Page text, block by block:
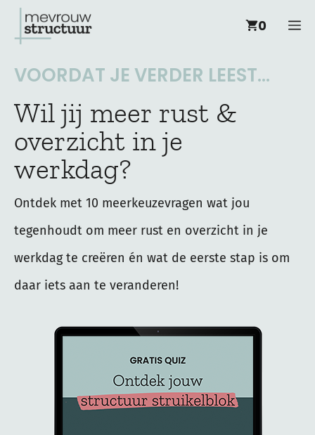
naar
0
VOORDAT JE VERDER LEEST...
Wil jij meer rust &
overzicht in je
werkdag?
Ontdek met 10 meerkeuzevragen wat jou
tegenhoudt om meer rust en overzicht in je
werkdag te creëren én wat de eerste stap is om
daar iets aan te veranderen!